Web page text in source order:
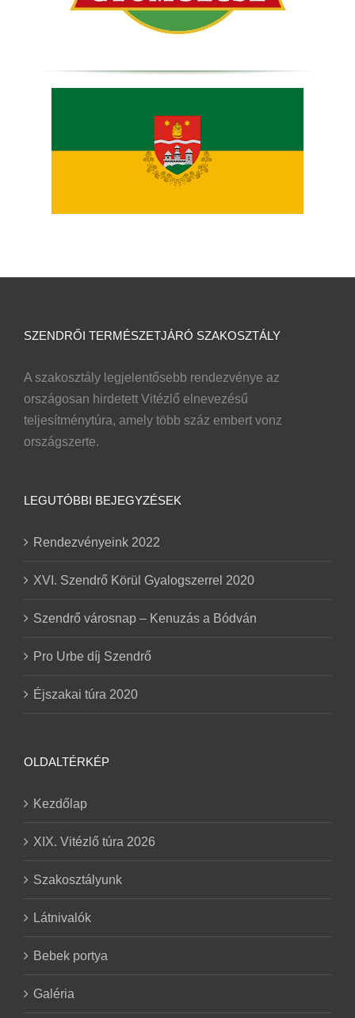
SZENDRŐI TERMÉSZETJÁRÓ SZAKOSZTÁLY
A szakosztály legjelentősebb rendezvénye az
országosan hirdetett Vitézlő elnevezésű
teljesítménytúra, amely több száz embert vonz
országszerte.
LEGUTÓBBI BEJEGYZÉSEK
Rendezvényeink 2022
XVI. Szendrő Körül Gyalogszerrel 2020
Szendrő városnap – Kenuzás a Bódván
Pro Urbe díj Szendrő
Éjszakai túra 2020
OLDALTÉRKÉP
Kezdőlap
XIX. Vitézlő túra 2026
Szakosztályunk
Látnivalók
Bebek portya
Galéria